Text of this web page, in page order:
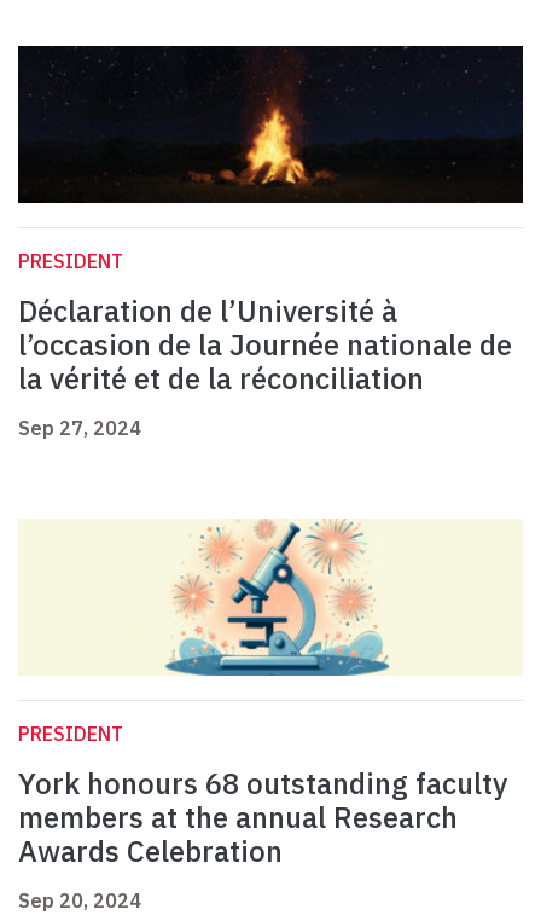
PRESIDENT
Déclaration de l’Université à
l’occasion de la Journée nationale de
la vérité et de la réconciliation
Sep 27, 2024
PRESIDENT
York honours 68 outstanding faculty
members at the annual Research
Awards Celebration
Sep 20, 2024